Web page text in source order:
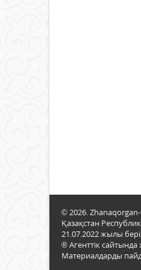
© 2026. Zhanaqorgan-
Қазақстан
21.07.2022 жылы
® Агенттік
Материалдарды